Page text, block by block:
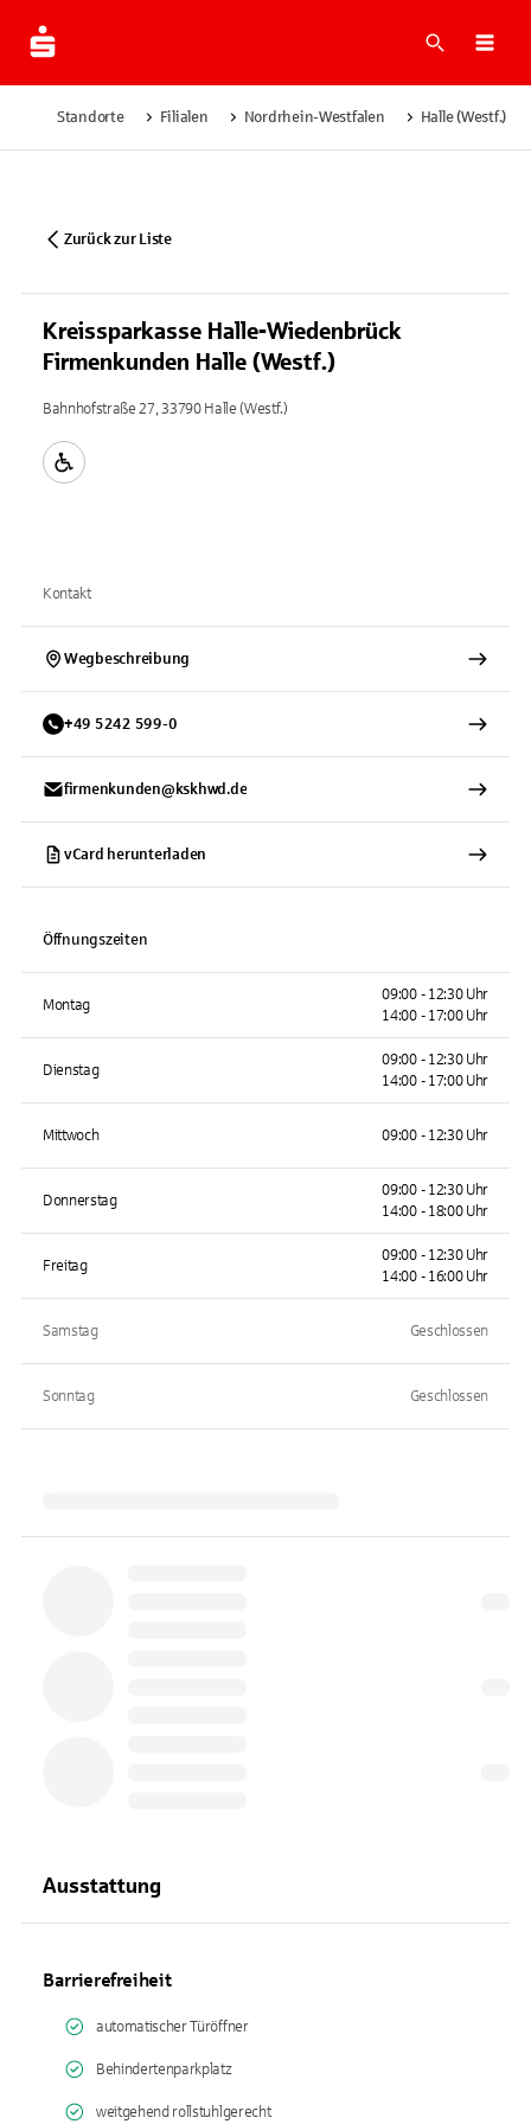
Suche
Standorte Filialen Nordrhein-Westfalen Halle (Westf.)
Zurück zur Liste
Kreissparkasse Halle-Wiedenbrück
Firmenkunden Halle (Westf.)
Bahnhofstraße 27, 33790 Halle (Westf.)
Kontakt
Wegbeschreibung
+49 5242 599-0
firmenkunden@kskhwd.de
vCard herunterladen
Öffnungszeiten
Montag
09:00 - 12:30 Uhr
14:00 - 17:00 Uhr
Dienstag
09:00 - 12:30 Uhr
14:00 - 17:00 Uhr
Mittwoch 09:00 - 12:30 Uhr
Donnerstag
09:00 - 12:30 Uhr
14:00 - 18:00 Uhr
Freitag
09:00 - 12:30 Uhr
14:00 - 16:00 Uhr
Samstag Geschlossen
Sonntag Geschlossen
Ausstattung
Barrierefreiheit
automatischer Türöffner
Behindertenparkplatz
weitgehend rollstuhlgerecht